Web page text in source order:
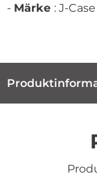
- Märke : J-Case